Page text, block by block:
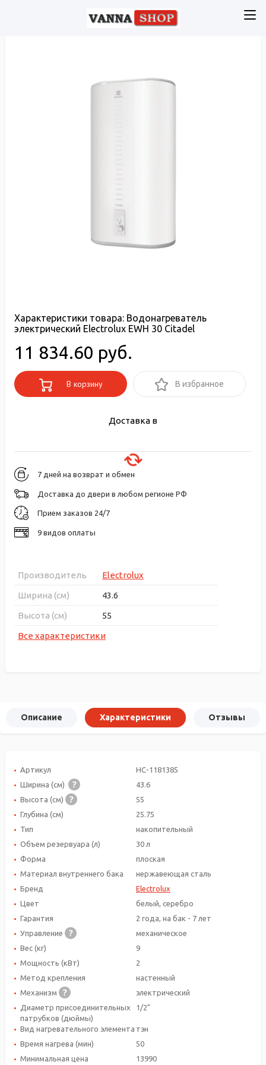
Характеристики товара: Водонагреватель
электрический Electrolux EWH 30 Citadel
11 834.60 руб.
В корзину В избранное
Доставка в
7 дней на возврат и обмен
Доставка до двери в любом регионе РФ
Прием заказов 24/7
9 видов оплаты
Производитель
Electrolux
Ширина (см)
43.6
Высота (см)
55
Все характеристики
Описание Характеристики Отзывы
Артикул
НС-1181385
Ширина (см)
43.6
Высота (см)
55
Глубина (см)
25.75
Тип
накопительный
Объем резервуара (л)
30 л
Форма
плоская
Материал внутреннего бака
нержавеющая сталь
Бренд
Electrolux
Цвет
белый, серебро
Гарантия
2 года, на бак - 7 лет
Управление
механическое
Вес (кг)
9
Мощность (кВт)
2
Метод крепления
настенный
Механизм
электрический
Диаметр присоединительных
патрубков (дюймы)
1/2"
Вид нагревательного элемента тэн
Время нагрева (мин)
50
Минимальная цена
13990